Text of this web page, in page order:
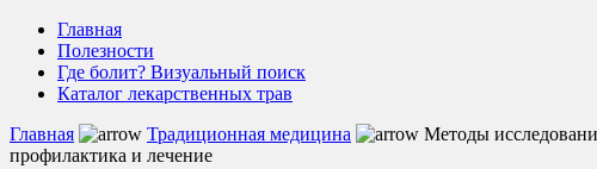
Главная
Полезности
Где болит? Визуальный поиск
Каталог лекарственных трав
Главная
Традиционная медицина
Методы
профилактика и лечение